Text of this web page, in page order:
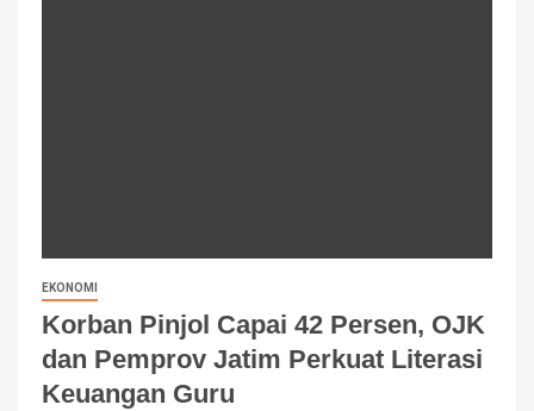
EKONOMI
Korban Pinjol Capai 42 Persen, OJK
dan Pemprov Jatim Perkuat Literasi
Keuangan Guru